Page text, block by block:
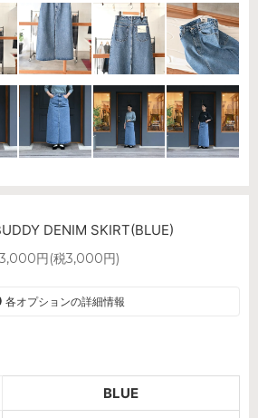
DENIM SKIRT(BLUE)
円(税3,000円)
各オプションの詳細情報
BLUE